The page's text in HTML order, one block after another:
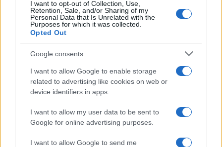
I want to opt-out of Collection, Use,
Retention, Sale, and/or Sharing of my
Personal Data that Is Unrelated with the
Purposes for which it was collected.
Opted Out
Google consents
I want to allow Google to enable storage
related to advertising like cookies on web or
device identifiers in apps.
I want to allow my user data to be sent to
Google for online advertising purposes.
I want to allow Google to send me
Curiosità
Caravella portoghese in Spagna:
spiagge chiuse e allerta
Ambiente
Imponente frana sul Cervino:
sospese le scalate